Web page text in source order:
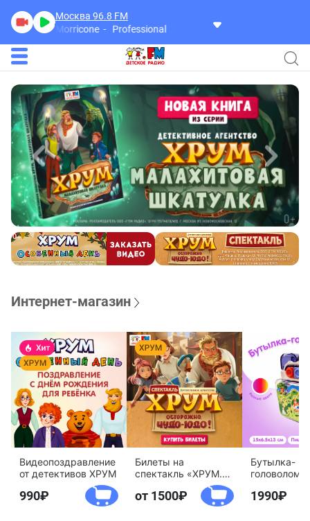
Москва 96.8 FM
Ennio Morricone
Professional
Интернет-магазин
Видеопоздравление
от детективов ХРУМ
990
Билеты на
спектакль «ХРУМ.
Осторожно, Чудо-
Юдо!»
от 1500
Бутылка-
агентство
1990